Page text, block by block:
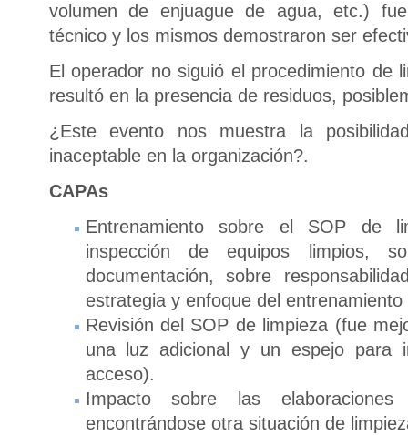
volumen de enjuague de agua, etc.)
técnico y los mismos demostraron ser
El operador no siguió el procedimiento de
resultó en la presencia de residuos,
¿Este evento nos muestra la
inaceptable en la organización?.
CAPAs
Entrenamiento sobre el SOP de
inspección de equipos limpios,
documentación, sobre
estrategia y enfoque del
Revisión del SOP de limpieza (fue
una luz adicional y un espejo para
acceso).
Impacto sobre las
encontrándose otra situación de